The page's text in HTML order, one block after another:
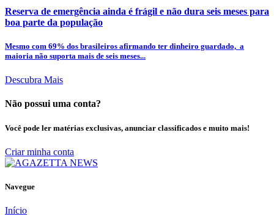
Reserva de emergência ainda é frágil e não dura seis meses para
boa parte da população
Mesmo com 69% dos brasileiros afirmando ter dinheiro guardado, a
maioria não suporta mais de seis meses...
Descubra Mais
Não possui uma conta?
Você pode ler matérias exclusivas, anunciar classificados e muito mais!
Criar minha conta
Navegue
Início